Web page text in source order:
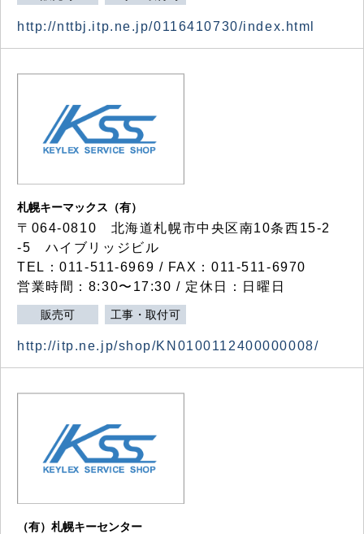
http://nttbj.itp.ne.jp/0116410730/index.html
札幌キーマックス（有）
〒064-0810 北海道札幌市中央区南10条西15-2
-5 ハイブリッジビル
TEL：011-511-6969 / FAX：011-511-6970
営業時間：8:30〜17:30 / 定休日：日曜日
販売可 工事・取付可
http://itp.ne.jp/shop/KN0100112400000008/
（有）札幌キーセンター